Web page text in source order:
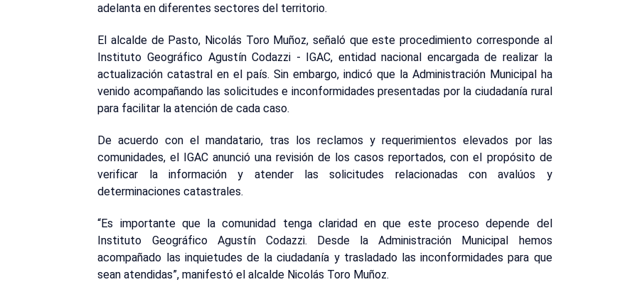
adelanta en diferentes sectores del territorio.
El alcalde de Pasto, Nicolás Toro Muñoz, señaló que este procedimiento corresponde al
Instituto Geográfico Agustín Codazzi - IGAC, entidad nacional encargada de realizar la
actualización catastral en el país. Sin embargo, indicó que la Administración Municipal ha
venido acompañando las solicitudes e inconformidades presentadas por la ciudadanía rural
para facilitar la atención de cada caso.
De acuerdo con el mandatario, tras los reclamos y requerimientos elevados por las
comunidades, el IGAC anunció una revisión de los casos reportados, con el propósito de
verificar la información y atender las solicitudes relacionadas con avalúos y
determinaciones catastrales.
“Es importante que la comunidad tenga claridad en que este proceso depende del
Instituto Geográfico Agustín Codazzi. Desde la Administración Municipal hemos
acompañado las inquietudes de la ciudadanía y trasladado las inconformidades para que
sean atendidas”, manifestó el alcalde Nicolás Toro Muñoz.